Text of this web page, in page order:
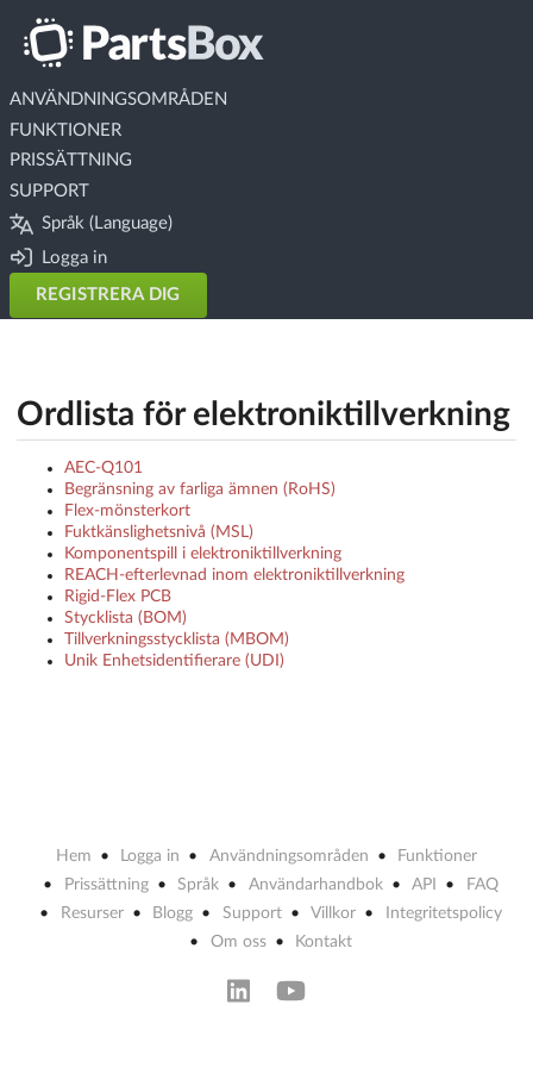
ANVÄNDNINGSOMRÅDEN
FUNKTIONER
PRISSÄTTNING
SUPPORT
Språk (Language)
Logga in
REGISTRERA DIG
Ordlista för elektroniktillverkning
AEC-Q101
Begränsning av farliga ämnen (RoHS)
Flex-mönsterkort
Fuktkänslighetsnivå (MSL)
Komponentspill i elektroniktillverkning
REACH-efterlevnad inom elektroniktillverkning
Rigid-Flex PCB
Stycklista (BOM)
Tillverkningsstycklista (MBOM)
Unik Enhetsidentifierare (UDI)
Hem Logga in Användningsområden
Funktioner
Prissättning
Språk Användarhandbok API
FAQ
Resurser
Blogg Support Villkor
Integritetspolicy
Om oss
Kontakt